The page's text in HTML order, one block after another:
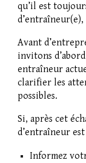
qu’il est
Avant
invitons
entraîneur
clarifier les
possibles.
Si, après cet
d’entraîneur
Informez